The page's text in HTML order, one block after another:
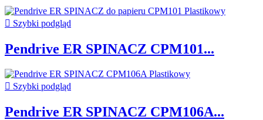
 Szybki podgląd
Pendrive ER SPINACZ CPM101...
 Szybki podgląd
Pendrive ER SPINACZ CPM106A...